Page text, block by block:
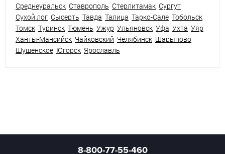
Среднеуральск Ставрополь Стерлитамак Сургут
Сухой лог Сысерть Тавда Талица Тарко-Сале Тобольск
Томск Туринск Тюмень Ужур Ульяновск Уфа Ухта Уяр
Ханты-Мансийск Чайковский Челябинск Шарыпово
Шушенское Югорск Ярославль
8-800-77-55-460